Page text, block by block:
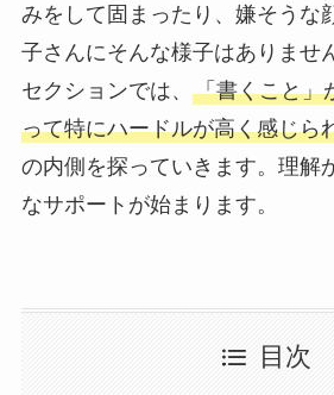
みをして固まったり、嫌そう
子さんにそんな様子はありませ
セクションでは、 「書くこと」
って特にハードルが高く感じら
の内側を探っていきます。理解
なサポートが始まります。
目次